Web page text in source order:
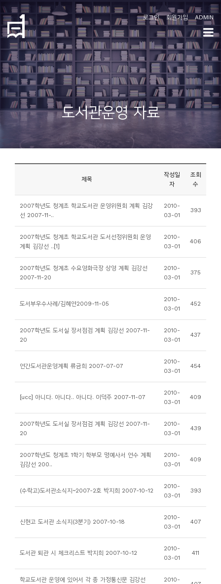
로그인 회원가입 ADMIN
도서관운영 자료
제목
작성일
자
조회
수
2007학년도 청계초 학교도서관 운영위원회 계획 김강
선 2007-11-..
2010-
03-01
393
2007학년도 청계초 학교도서관 도서선정위원회 운영
계획 김강선 ..[1]
2010-
03-01
406
2007학년도 청계초 수요영화극장 상영 계획 김강선
2007-11-20
2010-
03-01
375
도서부우수사례/김혜연2009-11-05
2010-
03-01
452
2007학년도 도서실 장서점검 계획 김강선 2007-11-
20
2010-
03-01
437
연간도서관운영계획 류금희 2007-07-07
2010-
03-01
454
[ucc] 아니다. 아니다.. 아니다. 이덕주 2007-11-07
2010-
03-01
409
2007학년도 도서실 장서점검 계획 김강선 2007-11-
20
2010-
03-01
439
2007학년도 청계초 1학기 학부모 명예사서 연수 계획
김강선 200..
2010-
03-01
409
(수락고)도서관소식지~2007-2호 박지희 2007-10-12
2010-
03-01
393
신현고 도서관 소식지(3분기) 2007-10-18
2010-
03-01
407
도서관 퇴관 시 체크리스트 박지희 2007-10-12
2010-
03-01
411
학교도서관 운영에 있어서 각 종 가정통신문 김강선
2010-
학
도
협
소
개
지
사
아
첩
자
및